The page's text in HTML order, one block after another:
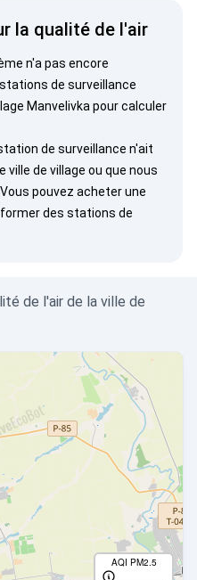
la qualité de l'air
n'a pas encore
de surveillance
Manvelivka pour calculer
de surveillance n'ait
de village ou que nous
pouvez acheter une
des stations de
de l'air de la ville de
AQI PM2.5